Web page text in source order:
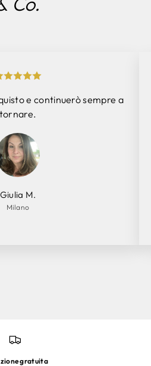
e continuerò sempre a
tornare.
Giulia M.
Milano
gratuita